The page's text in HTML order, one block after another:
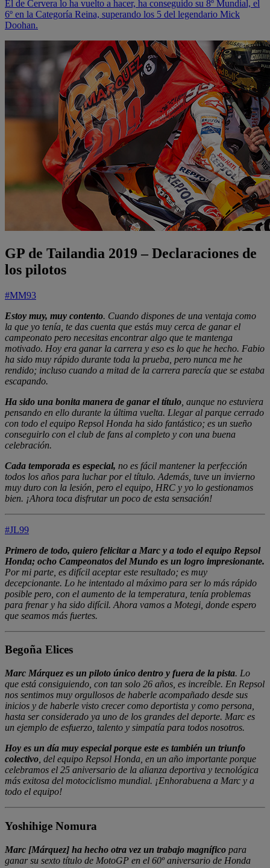
El de Cervera lo ha vuelto a hacer, ha conseguido su 8º Mundial, el
6º en la Categoría Reina, superando los 5 del legendario Mick
Doohan.
GP de Tailandia 2019 – Declaraciones de
los pilotos
#MM93
Estoy muy, muy contento. Cuando dispones de una ventaja como
la que yo tenía, te das cuenta que estás muy cerca de ganar el
campeonato pero necesitas encontrar algo que te mantenga
motivado. Hoy era ganar la carrera y eso es lo que he hecho. Fabio
ha sido muy rápido durante toda la prueba, pero nunca me he
rendido; incluso cuando a mitad de la carrera parecía que se estaba
escapando.
Ha sido una bonita manera de ganar el título , aunque no estuviera
pensando en ello durante la última vuelta. Llegar al parque cerrado
con todo el equipo Repsol Honda ha sido fantástico; es un sueño
conseguirlo con el club de fans al completo y con una buena
celebración.
Cada temporada es especial, no es fácil mantener la perfección
todos los años para luchar por el título. Además, tuve un invierno
muy duro con la lesión, pero el equipo, HRC y yo lo gestionamos
bien. ¡Ahora toca disfrutar un poco de esta sensación!
#JL99
Primero de todo, quiero felicitar a Marc y a todo el equipo Repsol
Honda; ocho Campeonatos del Mundo es un logro impresionante.
Por mi parte, es difícil aceptar este resultado; es muy
decepcionante. Lo he intentado al máximo para ser lo más rápido
posible pero, con el aumento de la temperatura, tenía problemas
para frenar y ha sido difícil. Ahora vamos a Motegi, donde espero
que seamos más fuertes.
Begoña Elices
Marc Márquez es un piloto único dentro y fuera de la pista. Lo
que está consiguiendo, con tan solo 26 años, es increíble. En Repsol
nos sentimos muy orgullosos de haberle acompañado desde sus
inicios y de haberle visto crecer como deportista y como persona,
hasta ser considerado ya uno de los grandes del deporte. Marc es
un ejemplo de esfuerzo, talento y simpatía para todos nosotros.
Hoy es un día muy especial porque este es también un triunfo
colectivo , del equipo Repsol Honda, en un año importante porque
celebramos el 25 aniversario de la alianza deportiva y tecnológica
más exitosa del motociclismo mundial. ¡Enhorabuena a Marc y a
todo el equipo!
Yoshihige Nomura
Marc [Márquez] ha hecho otra vez un trabajo magnífico para
ganar su sexto título de MotoGP en el 60º aniversario de Honda